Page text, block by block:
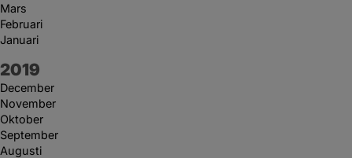
Mars
Februari
Januari
År:
2019
December
November
Oktober
September
Augusti